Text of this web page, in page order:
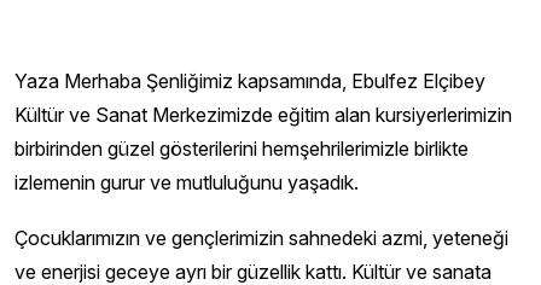
Yaza Merhaba Şenliğimiz kapsamında, Ebulfez Elçibey
Kültür ve Sanat Merkezimizde eğitim alan kursiyerlerimizin
birbirinden güzel gösterilerini hemşehrilerimizle birlikte
izlemenin gurur ve mutluluğunu yaşadık.
Çocuklarımızın ve gençlerimizin sahnedeki azmi, yeteneği
ve enerjisi geceye ayrı bir güzellik kattı. Kültür ve sanata